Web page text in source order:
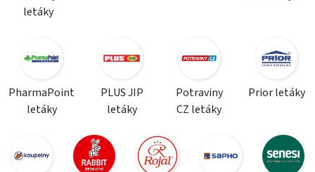
letáky
PharmaPoint
letáky
PLUS JIP
letáky
Potraviny
CZ letáky
Prior letáky